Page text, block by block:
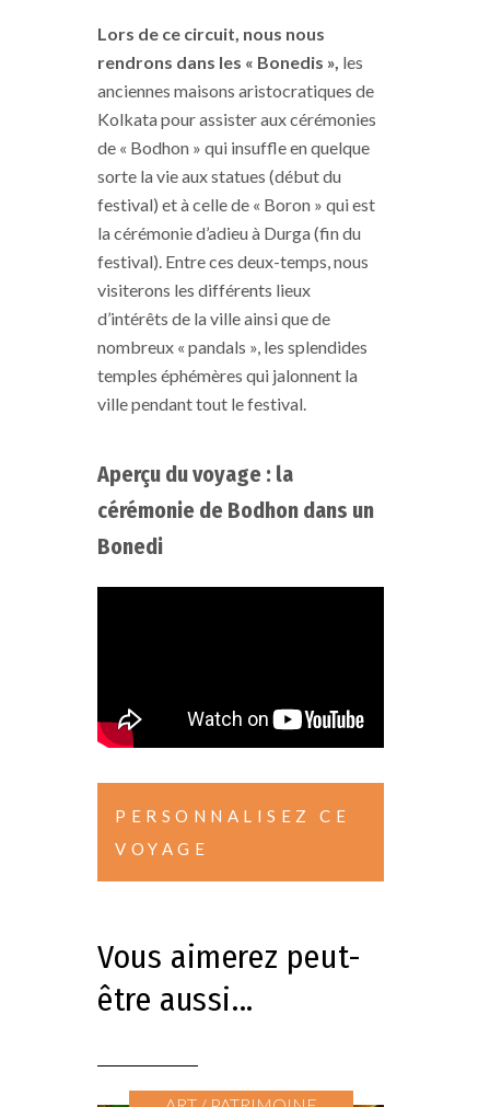
Lors de ce circuit, nous nous
rendrons dans les « Bonedis » les
anciennes maisons aristocratiques de
Kolkatapour assister aux cérémonies
de « Bodhon » qui insuffle en quelque
sorte la vie aux statues (début du
festival) et à celle de « Boron » qui est
la cérémonie d’adieu à Durga(fin du
festival) Entre ces deux-temps, nous
visiterons les différents lieux
d’intérêts de la ville ainsi que de
nombreux « pandals » , les splendides
temples éphémères qui jalonnent la
ville pendant tout le festival.
Aperçu du voyage : la
cérémonie de Bodhon dans un
Bonedi
PERSONNALISEZ CE
VOYAGE
Vous aimerez peut-
être aussi...